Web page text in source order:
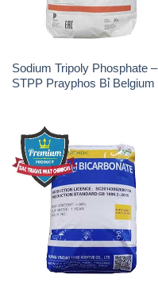
Sodium Tripoly Phosphate –
STPP Prayphos Bỉ Belgium